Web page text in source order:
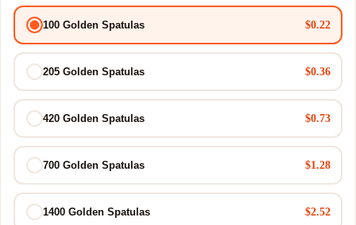
100 Golden Spatulas $0.22
205 Golden Spatulas $0.36
420 Golden Spatulas $0.73
700 Golden Spatulas $1.28
1400 Golden Spatulas $2.52